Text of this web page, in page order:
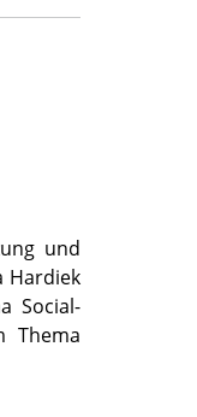
und
Hardiek
Social-
Thema